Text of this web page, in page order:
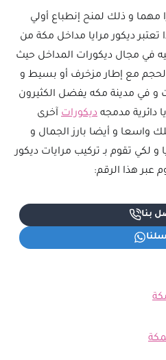
مهما و ذلك لمنح إنطباع أولي
ديكور مرايا مداخل مكة من
في مجال ديكورات المداخل حيث
مع إطار مزخرف أو بسيط و
في مدينة مكه يفضل الكثيرون
دائرية مدمجه ديكورات آخرى
واسعا و أيضا بارز الجمال و
لكي تقوم بـ تركيب مرايات ديكور
عبر هذا الرقم:
بنا